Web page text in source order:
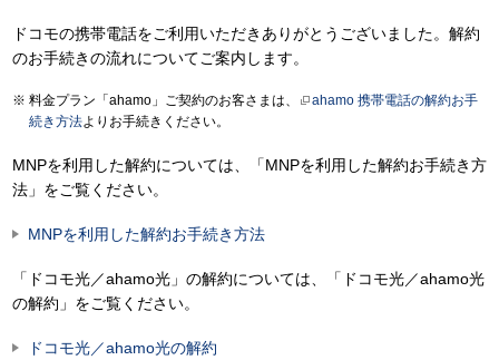
ドコモの携帯電話をご利用いただきありがとうございました。解約
のお手続きの流れについてご案内します。
料金プラン「ahamo」ご契約のお客さまは、
ahamo 携帯電話の解約お手
続き方法よりお手続きください。
MNPを利用した解約については、「MNPを利用した解約お手続き方
法」をご覧ください。
MNPを利用した解約お手続き方法
「ドコモ光／ahamo光」の解約については、「ドコモ光／ahamo光
の解約」をご覧ください。
ドコモ光／ahamo光の解約